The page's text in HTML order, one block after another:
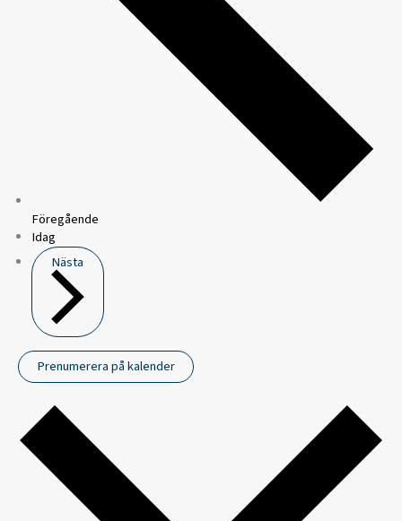
Föregående
Idag
Nästa
Prenumerera på kalender